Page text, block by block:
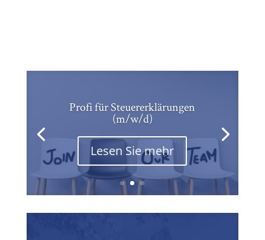
Profi für Steuererklärungen
(m/w/d)
Lesen Sie mehr